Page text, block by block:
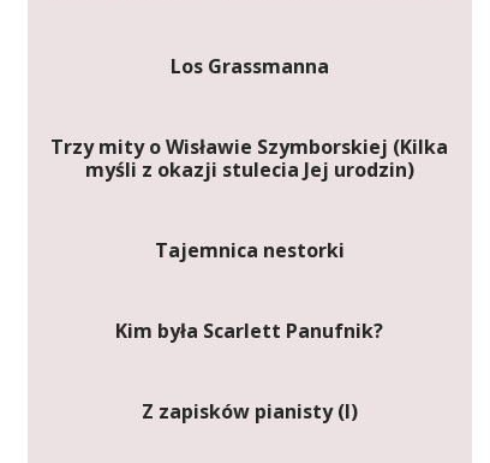
Los Grassmanna
Trzy mity o Wisławie Szymborskiej (Kilka
myśli z okazji stulecia Jej urodzin)
Tajemnica nestorki
Kim była Scarlett Panufnik?
Z zapisków pianisty (I)